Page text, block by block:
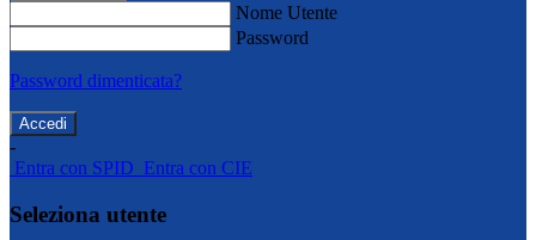
Nome Utente
Password
Password dimenticata?
-
Entra con SPID Entra con CIE
Seleziona utente